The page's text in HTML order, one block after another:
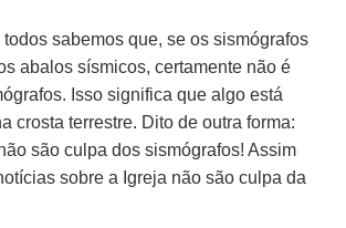
sabemos que, se os sismógrafos
abalos sísmicos, certamente não é
Isso significa que algo está
crosta terrestre. Dito de outra forma:
são culpa dos sismógrafos! Assim
sobre a Igreja não são culpa da